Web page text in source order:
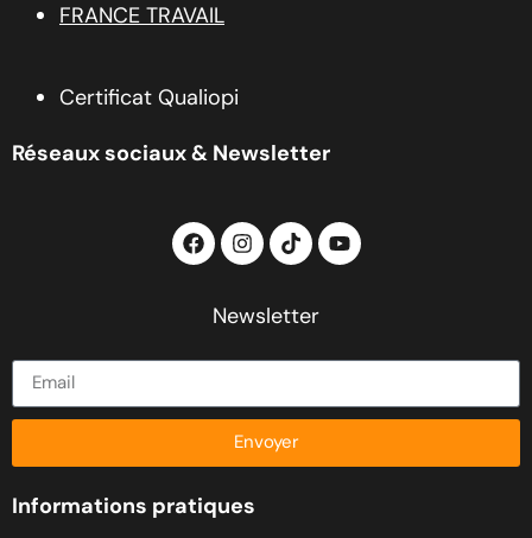
FRANCE TRAVAIL
Certificat Qualiopi
Réseaux sociaux & Newsletter
Newsletter
Envoyer
Informations pratiques